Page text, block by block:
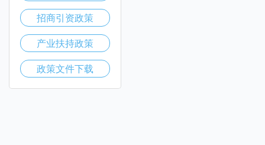
招商引资政策
产业扶持政策
政策文件下载